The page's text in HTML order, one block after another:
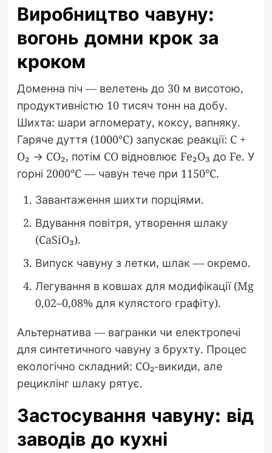
Виробництво чавуну:
вогонь домни крок за
кроком
Доменна піч — велетень до 30 м висотою,
продуктивністю 10 тисяч тонн на добу.
Шихта: шари агломерату, коксу, вапняку.
Гаряче дуття (1000°C) запускає реакції: C +
O₂ → CO₂, потім CO відновлює Fe₂O₃ до Fe. У
горні 2000°C — чавун тече при 1150°C.
Завантаження шихти порціями.
Вдування повітря, утворення шлаку
(CaSiO₃).
Випуск чавуну з летки, шлак — окремо.
Легування в ковшах для модифікації (Mg
0,02–0,08% для кулястого графіту).
Альтернатива — вагранки чи електропечі
для синтетичного чавуну з брухту. Процес
екологічно складний: CO₂-викиди, але
рециклінг шлаку рятує.
Застосування чавуну: від
заводів до кухні